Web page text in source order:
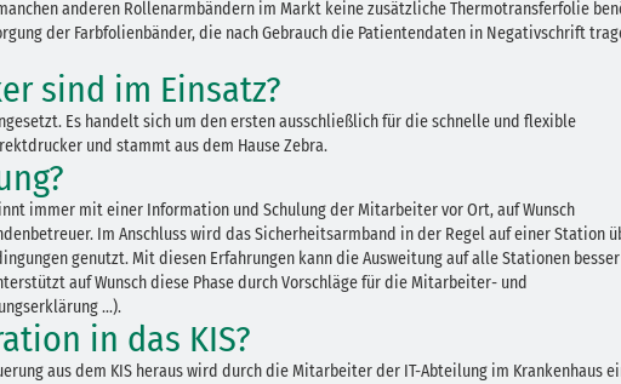
anderen Rollenarmbändern im Markt keine zusätzliche Thermotransferfolie
der Farbfolienbänder, die nach Gebrauch die Patientendaten in Negativschrift
sind im Einsatz?
Es handelt sich um den ersten ausschließlich für die schnelle und flexible
und stammt aus dem Hause Zebra.
immer mit einer Information und Schulung der Mitarbeiter vor Ort, auf Wunsch
Im Anschluss wird das Sicherheitsarmband in der Regel auf einer Station
genutzt. Mit diesen Erfahrungen kann die Ausweitung auf alle Stationen besser
auf Wunsch diese Phase durch Vorschläge für die Mitarbeiter- und
...).
in das KIS?
aus dem KIS heraus wird durch die Mitarbeiter der IT-Abteilung im Krankenhaus
30.06.2026
Diagramm